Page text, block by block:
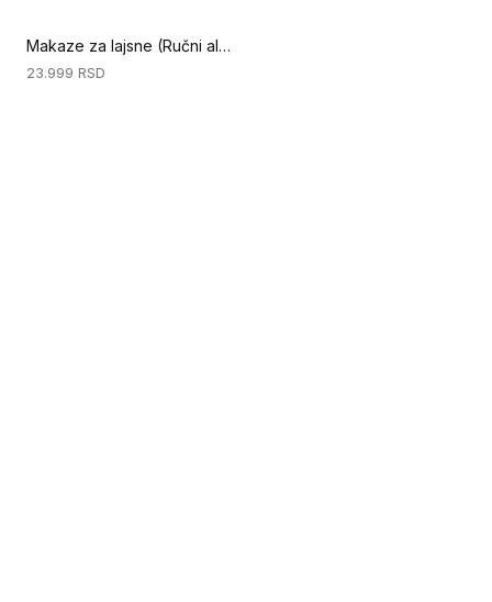
Makaze za lajsne (Ručni alati za podove)
23.999 RSD